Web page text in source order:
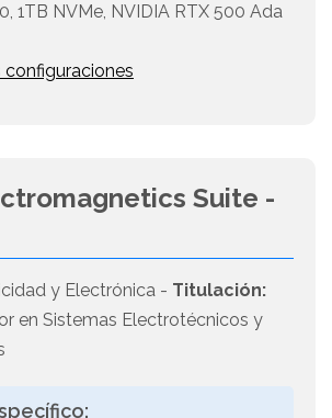
1TB NVMe, NVIDIA RTX 500 Ada
configuraciones
Suite -
y Electrónica - Titulación:
en Sistemas Electrotécnicos y